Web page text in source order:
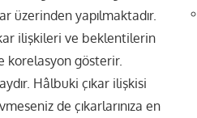
yapılmaktadır.
ilişkileri ve beklentilerin
korelasyon gösterir.
Hâlbuki çıkar ilişkisi
de çıkarlarınıza en